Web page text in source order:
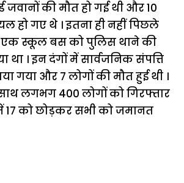
जवानों की मौत हो गई थी और 10
हो गए थे । इतना ही नहीं पिछले
एक स्कूल बस को पुलिस थाने की
था । इन दंगों में सार्वजनिक संपत्ति
गया और 7 लोगों की मौत हुई थी ।
लगभग 400 लोगों को गिरफ्तार
17 को छोड़कर सभी को जमानत